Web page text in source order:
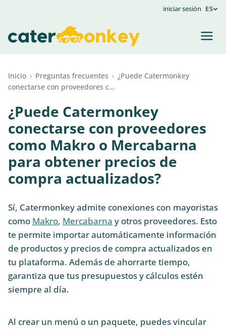
iniciar sesión ES
Inicio › Preguntas frecuentes › ¿Puede Catermonkey
conectarse con proveedores c…
¿Puede Catermonkey
conectarse con proveedores
como Makro o Mercabarna
para obtener precios de
compra actualizados?
Sí, Catermonkey admite conexiones con mayoristas
como Makro, Mercabarna y otros proveedores. Esto
te permite importar automáticamente información
de productos y precios de compra actualizados en
tu plataforma. Además de ahorrarte tiempo,
garantiza que tus presupuestos y cálculos estén
siempre al día.
Al crear un menú o un paquete, puedes vincular